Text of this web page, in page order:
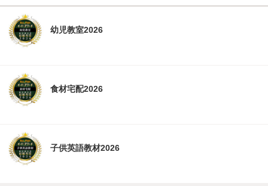
幼児教室2026
食材宅配2026
子供英語教材2026